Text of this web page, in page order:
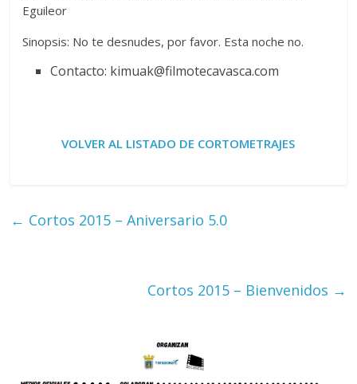
Eguileor
Sinopsis: No te desnudes, por favor. Esta noche no.
Contacto: kimuak@filmotecavasca.com
VOLVER AL LISTADO DE CORTOMETRAJES
← Cortos 2015 – Aniversario 5.0
Cortos 2015 – Bienvenidos →